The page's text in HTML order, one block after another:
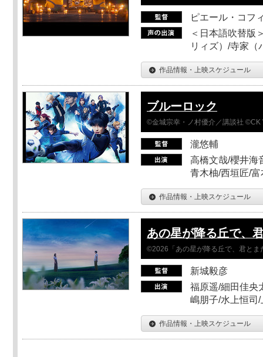
ピエール・コフ
＜日本語吹替版
リィズ）/寺家（
作品情報・上映スケジュール
ブルーロック
©金城宗幸・ノ村優介／講談社 ©CK
瀧悠輔
高橋文哉/櫻井海
青木柚/西垣匠/
作品情報・上映スケジュール
あの星が降る丘で、
©2026「あの星が降る丘で、君とま
新城毅彦
福原遥/細田佳央
嶋朋子/水上恒司
作品情報・上映スケジュール